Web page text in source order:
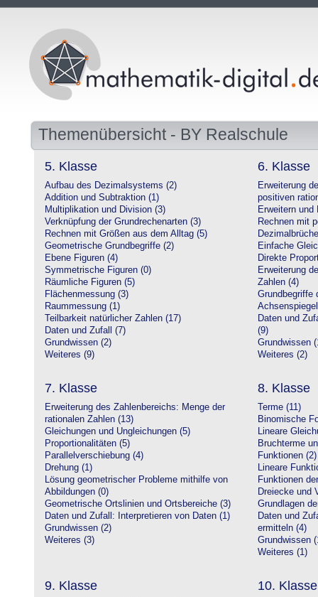
Themenübersicht - BY Realschule
5. Klasse
Aufbau des Dezimalsystems (2)
Addition und Subtraktion (1)
Multiplikation und Division (3)
Verknüpfung der Grundrechenarten (3)
Rechnen mit Größen aus dem Alltag (5)
Geometrische Grundbegriffe (2)
Ebene Figuren (4)
Symmetrische Figuren (0)
Räumliche Figuren (5)
Flächenmessung (3)
Raummessung (1)
Teilbarkeit natürlicher Zahlen (17)
Daten und Zufall (7)
Grundwissen (2)
Weiteres (9)
6. Klasse
Erweiterung
positiven
Erweitern und
Rechnen mit
Einfache
Direkte
Erweiterung
Zahlen (4)
Grundbegriffe
Daten und
(9)
Grundwissen
Weiteres (2)
7. Klasse
Erweiterung des Zahlenbereichs: Menge der
rationalen Zahlen (13)
Gleichungen und Ungleichungen (5)
Proportionalitäten (5)
Parallelverschiebung (4)
Drehung (1)
Lösung geometrischer Probleme mithilfe von
Abbildungen (0)
Geometrische Ortslinien und Ortsbereiche (3)
Daten und Zufall: Interpretieren von Daten (1)
Grundwissen (2)
Weiteres (3)
8. Klasse
Terme (11)
Binomische
Lineare
Bruchterme
Funktionen (2)
Lineare
Funktionen
Dreiecke und
Grundlagen
Daten und
ermitteln (4)
Grundwissen
Weiteres (1)
9. Klasse 10. Klasse